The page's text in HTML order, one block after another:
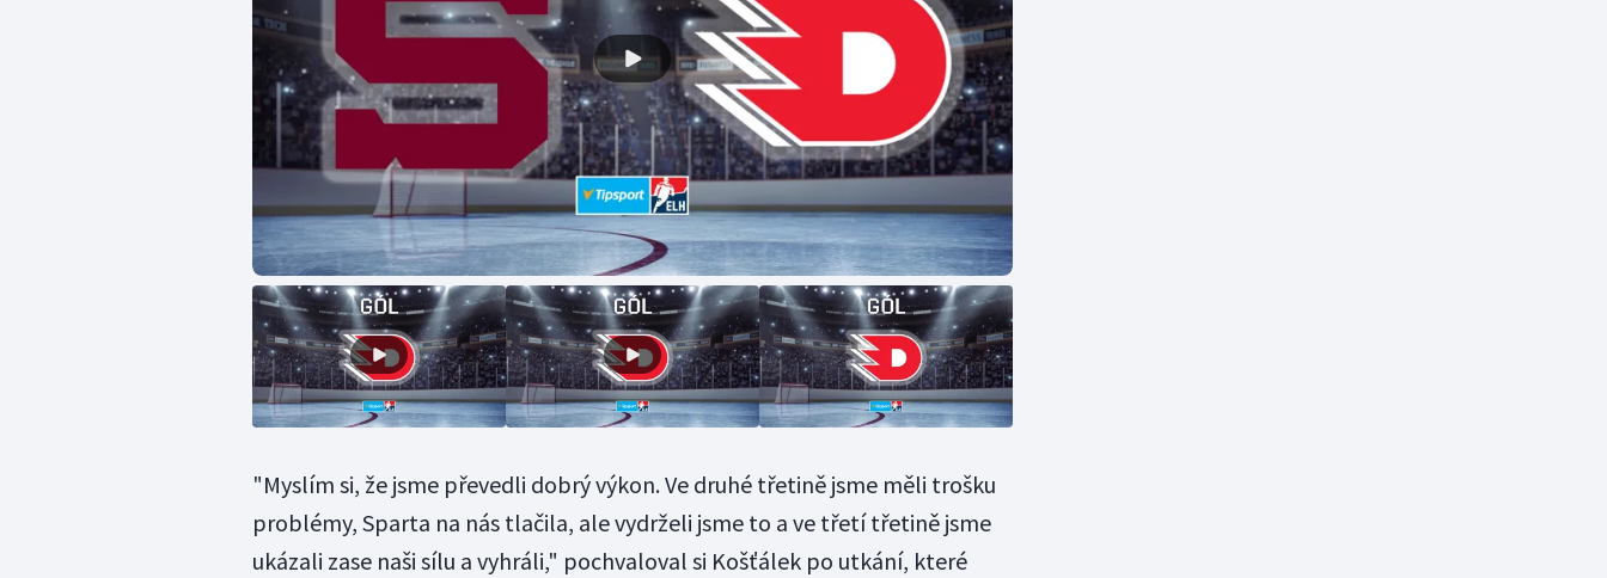
"Myslím si, že jsme převedli dobrý výkon. Ve druhé třetině jsme měli trošku
problémy, Sparta na nás tlačila, ale vydrželi jsme to a ve třetí třetině jsme
ukázali zase naši sílu a vyhráli," pochvaloval si Košťálek po utkání, které